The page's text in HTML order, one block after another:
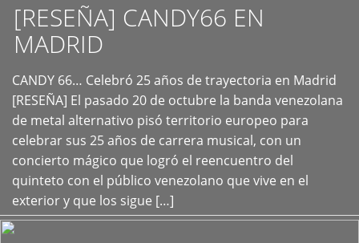
[RESEÑA] CANDY66 EN
MADRID
CANDY 66… Celebró 25 años de trayectoria en Madrid
[RESEÑA] El pasado 20 de octubre la banda venezolana
de metal alternativo pisó territorio europeo para
celebrar sus 25 años de carrera musical, con un
concierto mágico que logró el reencuentro del
quinteto con el público venezolano que vive en el
exterior y que los sigue […]
+